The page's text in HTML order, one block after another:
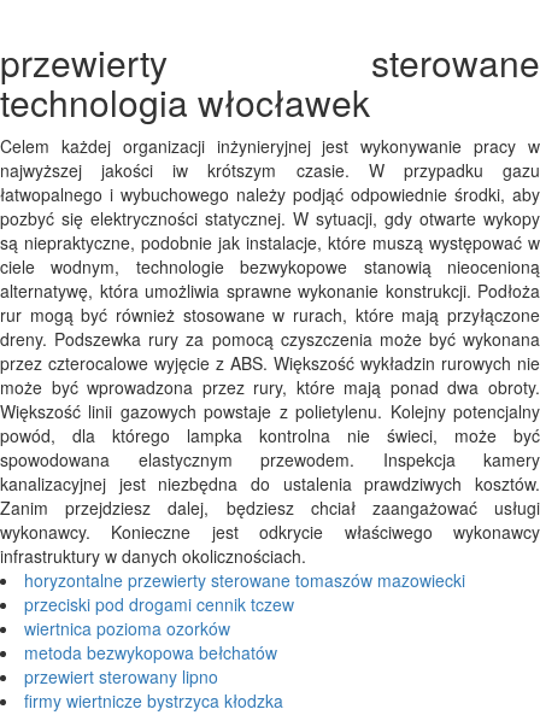
przewierty sterowane
technologia włocławek
Celem każdej organizacji inżynieryjnej jest wykonywanie pracy w
najwyższej jakości iw krótszym czasie. W przypadku gazu
łatwopalnego i wybuchowego należy podjąć odpowiednie środki, aby
pozbyć się elektryczności statycznej. W sytuacji, gdy otwarte wykopy
są niepraktyczne, podobnie jak instalacje, które muszą występować w
ciele wodnym, technologie bezwykopowe stanowią nieocenioną
alternatywę, która umożliwia sprawne wykonanie konstrukcji. Podłoża
rur mogą być również stosowane w rurach, które mają przyłączone
dreny. Podszewka rury za pomocą czyszczenia może być wykonana
przez czterocalowe wyjęcie z ABS. Większość wykładzin rurowych nie
może być wprowadzona przez rury, które mają ponad dwa obroty.
Większość linii gazowych powstaje z polietylenu. Kolejny potencjalny
powód, dla którego lampka kontrolna nie świeci, może być
spowodowana elastycznym przewodem. Inspekcja kamery
kanalizacyjnej jest niezbędna do ustalenia prawdziwych kosztów.
Zanim przejdziesz dalej, będziesz chciał zaangażować usługi
wykonawcy. Konieczne jest odkrycie właściwego wykonawcy
infrastruktury w danych okolicznościach.
horyzontalne przewierty sterowane tomaszów mazowiecki
przeciski pod drogami cennik tczew
wiertnica pozioma ozorków
metoda bezwykopowa bełchatów
przewiert sterowany lipno
firmy wiertnicze bystrzyca kłodzka